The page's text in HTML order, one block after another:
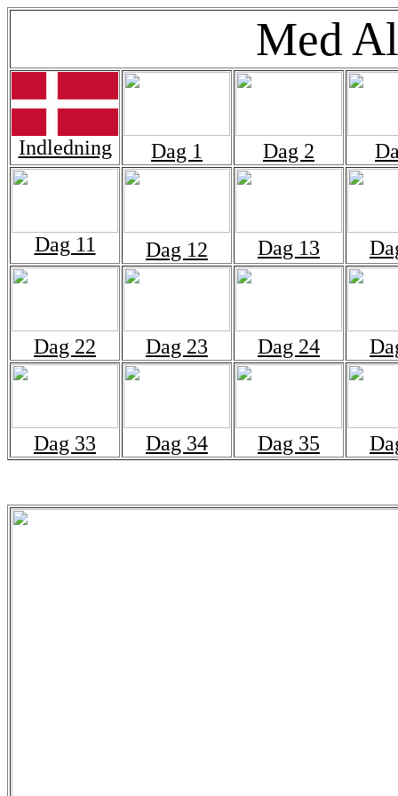
Med
Indledning Dag 1 Dag 2
Dag 11 Dag 12 Dag 13
Dag 22 Dag 23 Dag 24
Dag 33 Dag 34 Dag 35